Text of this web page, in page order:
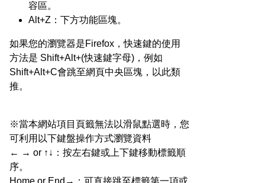
容區。
Alt+Z：下方功能區塊。
如果您的瀏覽器是Firefox，快速鍵的使用
方法是 Shift+Alt+(快速鍵字母)，例如
Shift+Alt+C會跳至網頁中央區塊，以此類
推。
※當本網站項目頁籤無法以滑鼠點選時，您
可利用以下鍵盤操作方式瀏覽資料
← → or ↑↓：按左右鍵或上下鍵移動標籤順
序。
Home or End→：可直接跳至標籤第一項或